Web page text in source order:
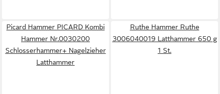
Picard Hammer PICARD Kombi
Hammer Nr.0030200
Schlosserhammer+ Nagelzieher
Latthammer
Ruthe Hammer Ruthe
3006040019 Latthammer 650 g
1 St.